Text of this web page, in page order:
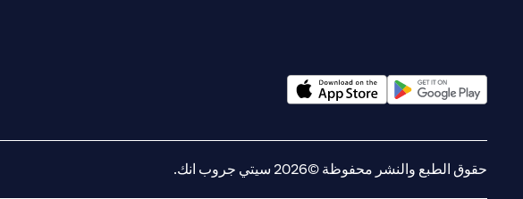
حقوق الطبع والنشر محفوظة ©2026 سيتي جروب انك.